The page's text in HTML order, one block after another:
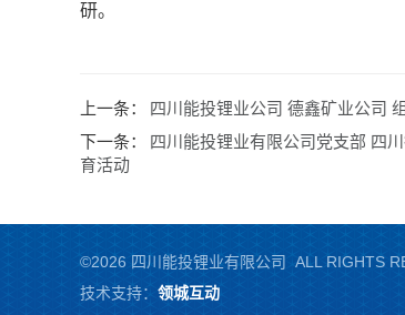
研。
上一条：
四川能投锂业公司 德鑫矿业公司
下一条：
四川能投锂业有限公司党支部 四
育活动
©2026 四川能投锂业有限公司 ALL RIGHTS
技术支持： 领城互动